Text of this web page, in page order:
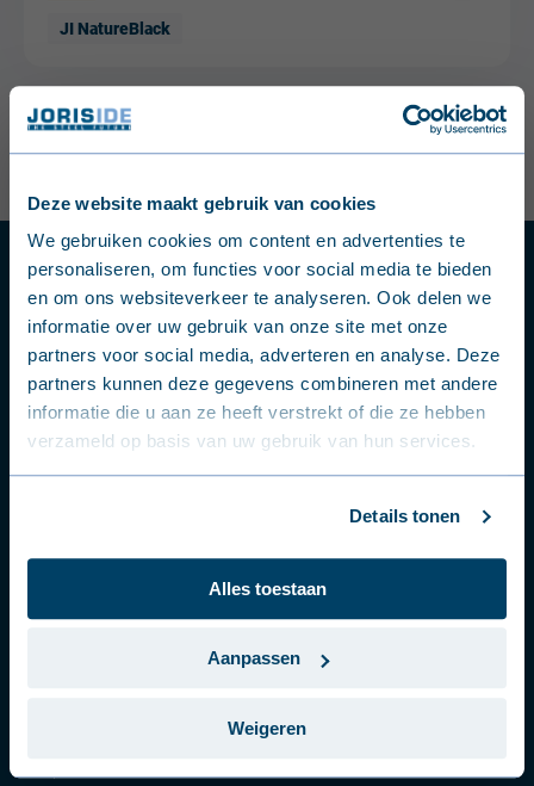
Deze website maakt gebruik van cookies
We gebruiken cookies om content en advertenties te
personaliseren, om functies voor social media te bieden
en om ons websiteverkeer te analyseren. Ook delen we
informatie over uw gebruik van onze site met onze
partners voor social media, adverteren en analyse. Deze
partners kunnen deze gegevens combineren met andere
informatie die u aan ze heeft verstrekt of die ze hebben
verzameld op basis van uw gebruik van hun services.
Details tonen
Alles toestaan
Aanpassen
Weigeren
English (United Kingdom)
Nederlands (België)
Français (Belgique)
Nederlands (Nederland)
Deutsch (Deutschland)
Svenska (Sverige)
Português (Portugal)
JI NatureBlack
Een vraag of een probleem?
Vraag het aan onze experts.
Contacteer een expert
Volg ons